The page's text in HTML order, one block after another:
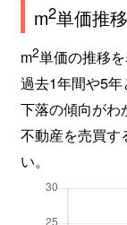
m2単価推移
m2単価の推移を
過去1年間や5年
下落の傾向がわ
不動産を売買す
い。